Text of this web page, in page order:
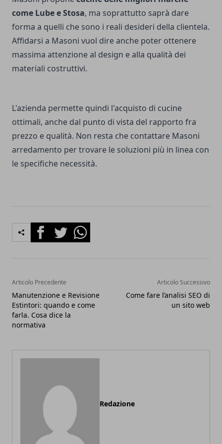
come Lube e Stosa, ma soprattutto saprà dare
forma a quelli che sono i reali desideri della clientela.
Affidarsi a Masoni vuol dire anche poter ottenere
massima attenzione al design e alla qualità dei
materiali costruttivi.
L'azienda permette quindi l'acquisto di cucine
ottimali, anche dal punto di vista del rapporto fra
prezzo e qualità. Non resta che contattare Masoni
arredamento per trovare le soluzioni più in linea con
le specifiche necessità.
FacebookTwitterWhatsapp
Articolo Precedente
Manutenzione e Revisione
Estintori: quando e come
farla. Cosa dice la
normativa
Articolo Successivo
Come fare l’analisi SEO di
un sito web
Redazione